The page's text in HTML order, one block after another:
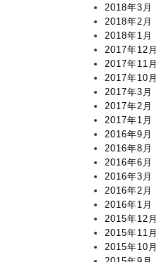
2018年3月
2018年2月
2018年1月
2017年12月
2017年11月
2017年10月
2017年3月
2017年2月
2017年1月
2016年9月
2016年8月
2016年6月
2016年3月
2016年2月
2016年1月
2015年12月
2015年11月
2015年10月